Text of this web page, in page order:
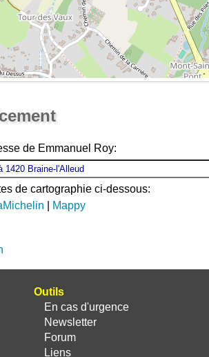
de Emmanuel Roy:
de cartographie ci-dessous:
Mappy
Outils
En cas d'urgence
Newsletter
Forum
Liens